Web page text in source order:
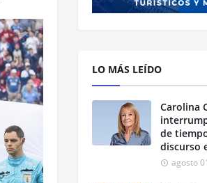
LO MÁS LEÍDO
Carolina
de
discurso
agosto